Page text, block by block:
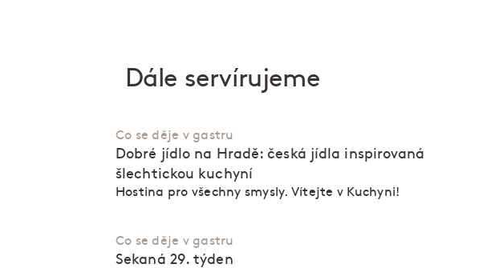
Dále servírujeme
Co se děje v gastru
Dobré jídlo na Hradě: česká jídla inspirovaná
šlechtickou kuchyní
Hostina pro všechny smysly. Vítejte v Kuchyni!
Co se děje v gastru
Sekaná 29. týden